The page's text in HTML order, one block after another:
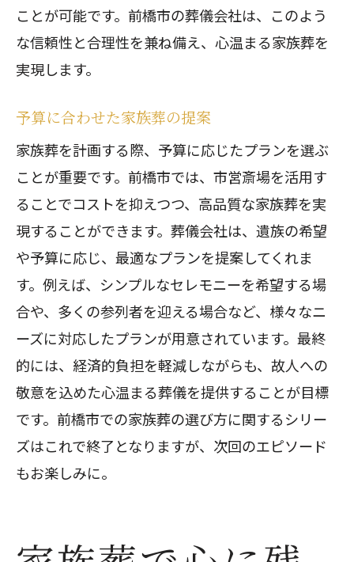
ことが可能です。前橋市の葬儀会社は、このよう
な信頼性と合理性を兼ね備え、心温まる家族葬を
実現します。
予算に合わせた家族葬の提案
家族葬を計画する際、予算に応じたプランを選ぶ
ことが重要です。前橋市では、市営斎場を活用す
ることでコストを抑えつつ、高品質な家族葬を実
現することができます。葬儀会社は、遺族の希望
や予算に応じ、最適なプランを提案してくれま
す。例えば、シンプルなセレモニーを希望する場
合や、多くの参列者を迎える場合など、様々なニ
ーズに対応したプランが用意されています。最終
的には、経済的負担を軽減しながらも、故人への
敬意を込めた心温まる葬儀を提供することが目標
です。前橋市での家族葬の選び方に関するシリー
ズはこれで終了となりますが、次回のエピソード
もお楽しみに。